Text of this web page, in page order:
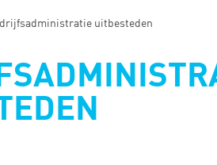
uitbesteden